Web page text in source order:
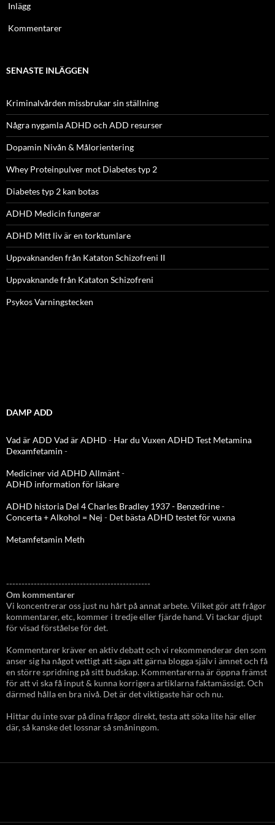
Inlägg
Kommentarer
SENASTE INLÄGGEN
Kriminalvården missbrukar sin ställning
Några nygamla ADHD och ADD resurser
Dopamin Nivån & Målorientering
Whey Proteinpulver mot Diabetes typ 2
Diabetes typ 2 kan botas
ADHD Medicin fungerar
ADHD Mitt liv är en torktumlare
Uppvaknanden från Kataton Schizofreni II
Uppvaknande från Kataton Schizofreni
Psykos Varningstecken
DAMP ADD
Vad är ADD Vad är ADHD - Har du Vuxen ADHD Test Metamina
Dexamfetamin -
Mediciner vid ADHD Allmänt-
ADHD information för läkare
ADHD historia Del 4 Charles Bradley 1937 - Benzedrine-
Concerta + Alkohol = Nej - Det bästa ADHD testet för vuxna
Metamfetamin Meth
-----------------------------------------------
Om kommentarer
Vi koncentrerar oss just nu hårt på annat arbete. Vilket gör att frågor
kommentarer, etc, kommer i tredje eller fjärde hand. Vi tackar djupt
för visad förståelse för det.
Kommentarer kräver en aktiv debatt och vi rekommenderar den som
anser sig ha något vettigt att säga att gärna blogga själv i ämnet och få
en större spridning på sitt budskap. Kommentarerna är öppna främst
för att vi ska få input & kunna korrigera artiklarna faktamässigt. Och
därmed hålla en bra nivå. Det är det viktigaste här och nu.
Hittar du inte svar på dina frågor direkt, testa att söka lite här eller
där, så kanske det lossnar så småningom.